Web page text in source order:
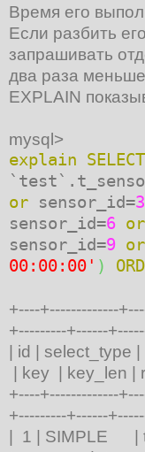
Время его
Если разбить
запрашивать
два раза
EXPLAIN
mysql>
explain SELECT
or sensor_id=3
sensor_id=6 or
sensor_id=9 or
00:00:00' )
+----+-------------
+---------+------
| id |
| key |
+----+-------------
+---------+------
| 1 | SIMPLE |